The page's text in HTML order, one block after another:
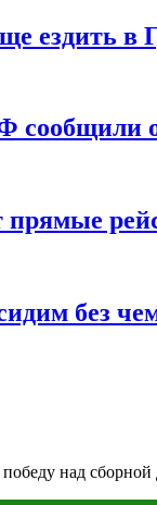
ездить в
сообщили
прямые
без
над